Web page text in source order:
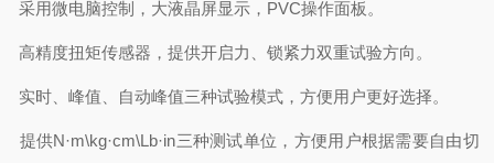
采用微电脑控制，大液晶屏显示，PVC操作面板。
高精度扭矩传感器，提供开启力、锁紧力双重试验方向。
实时、峰值、自动峰值三种试验模式，方便用户更好选择。
提供N·m\kg·cm\Lb·in三种测试单位，方便用户根据需要自由切